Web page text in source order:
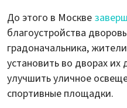
До этого в Москве
благоустройства
градоначальника,
установить во дворах
улучшить уличное
спортивные площадки.